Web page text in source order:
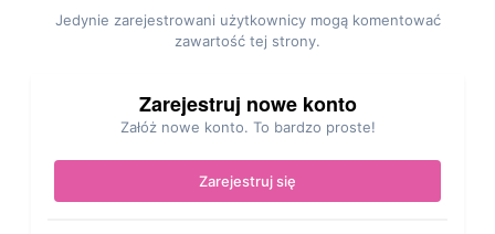
Jedynie zarejestrowani użytkownicy mogą komentować
zawartość tej strony.
Zarejestruj nowe konto
Załóż nowe konto. To bardzo proste!
Zarejestruj się